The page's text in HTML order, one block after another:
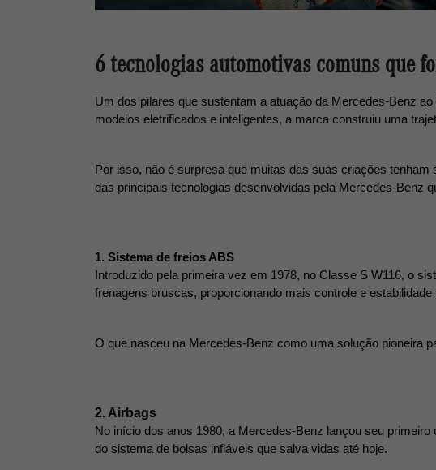
6 tecnologias automotivas comuns que
Um dos pilares que sustentam a atuação da Mercedes-Benz
modelos eletrificados e inteligentes, a marca construiu uma
Por isso, não é surpresa que muitas das suas criações
das principais tecnologias desenvolvidas pela Mercedes-Benz
1. Sistema de freios ABS
Introduzido pela primeira vez em 1978, no Classe S W116, o
frenagens bruscas, proporcionando mais controle e
O que nasceu na Mercedes-Benz como uma solução pioneira
2. Airbags
No início dos anos 1980, a Mercedes-Benz lançou seu
do sistema de bolsas infláveis que salva vidas até hoje.